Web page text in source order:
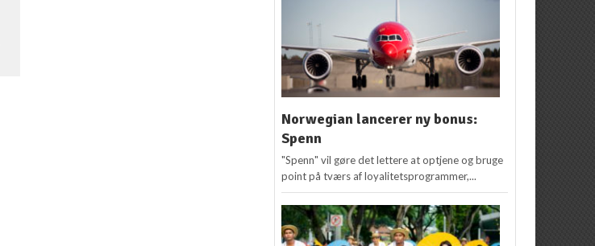
Norwegian lancerer ny bonus:
Spenn
"Spenn" vil gøre det lettere at optjene og bruge
point på tværs af loyalitetsprogrammer,...